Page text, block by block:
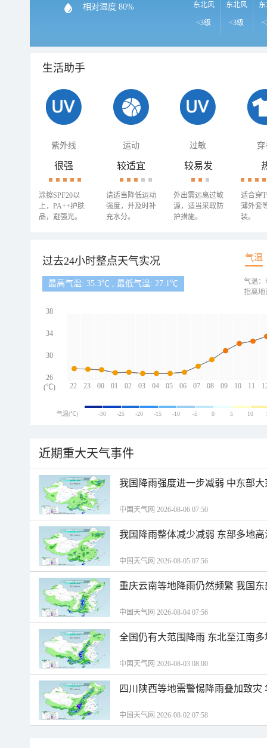
相对湿度 80% 东北风
<3级
东北风
<3级
生活助手
紫外线 运动 过敏 穿
很强
涂擦SPF20以
上，PA++护肤
品，避强光。
较适宜
请适当降低运动
强度，并及时补
充水分。
较易发
外出需远离过敏
源，适当采取防
护措施。
适合穿
薄外套
装。
过去24小时整点天气实况 气温
最高气温: 35.3℃ , 最低气温: 27.1℃
22 23 00 01 02 03 04 05 06 07 08 09 10 11
38
34
30
26
(℃)
气温：
指离地
气温(℃) -30 -25 -20 -15 -10 -5 0 5 10
近期重大天气事件
我国降雨强度进一步减弱 中东部
中国天气网 2026-08-06 07:50
我国降雨整体减少减弱 东部多地
中国天气网 2026-08-05 07:56
重庆云南等地降雨仍然频繁 我国
中国天气网 2026-08-04 07:56
全国仍有大范围降雨 东北至江南
中国天气网 2026-08-03 08:00
四川陕西等地需警惕降雨叠加致
中国天气网 2026-08-02 07:58